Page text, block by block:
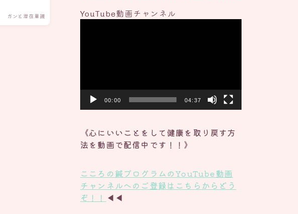
ガンと潜在意識 YouTube動画チャンネル
00:00 04:37
《心にいいことをして健康を取り戻す方
法を動画で配信中です！！》
こころの鍼プログラムのYouTube動画
チャンネルへのご登録は こちら からどう
ぞ！！ ◀◀